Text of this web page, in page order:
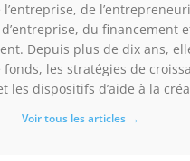
de
du financement
Depuis plus de dix ans,
fonds, les stratégies de
les dispositifs d’aide à la
Voir tous les articles →